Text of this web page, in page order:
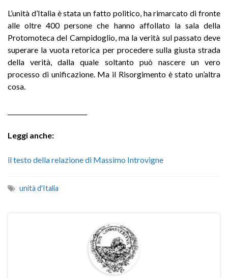
L’unità d’Italia è stata un fatto politico, ha rimarcato di fronte
alle oltre 400 persone che hanno affollato la sala della
Protomoteca del Campidoglio, ma la verità sul passato deve
superare la vuota retorica per procedere sulla giusta strada
della verità, dalla quale soltanto può nascere un vero
processo di unificazione. Ma il Risorgimento è stato un’altra
cosa.
Leggi anche:
il testo della relazione di Massimo Introvigne
unità d'Italia